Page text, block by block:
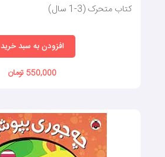
کتاب متحرک (3-1 سال)
افزودن به سبد خرید
550,000 تومان